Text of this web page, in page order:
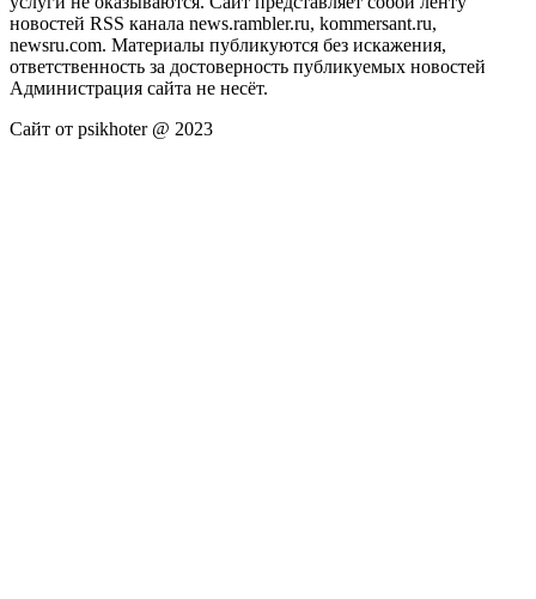
новостей RSS канала news.rambler.ru, kommersant.ru,
newsru.com. Материалы публикуются без искажения,
ответственность за достоверность публикуемых новостей
Администрация сайта не несёт.
Сайт от psikhoter @ 2023